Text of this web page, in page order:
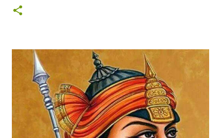
सनातन विचार ही वह प्रकाश है, जहाँ से जीवन, धर्म और कर्तव्य—तीनों का